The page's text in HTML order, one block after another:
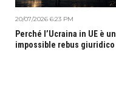
20/07/2026 6:23 PM
Perché l’Ucraina in UE è un
impossible rebus giuridico